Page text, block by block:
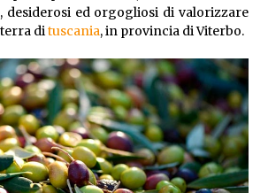
desiderosi ed orgogliosi di valorizzare
di tuscania, in provincia di Viterbo.